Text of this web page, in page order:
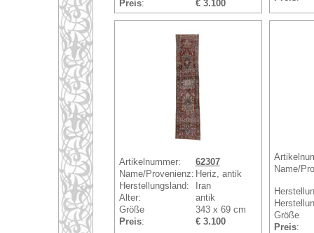
Preis: € 3.100
Artikelnummer:
62307
Name/Provenienz: Heriz, antik
Herstellungsland:
Iran
Alter:
antik
Größe
343 x 69 cm
Preis: € 3.100
Name/
Größe
Preis: